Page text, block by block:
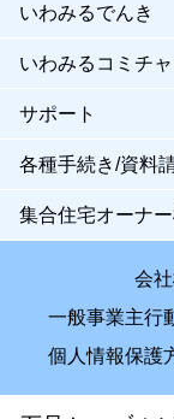
いわみるでんき
いわみるコミチ
サポート
各種手続き/資料
集合住宅オーナ
会
一般事業主行
個人情報保護